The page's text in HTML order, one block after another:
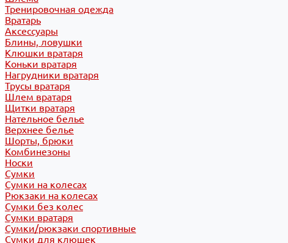
Тренировочная одежда
Вратарь
Аксессуары
Блины, ловушки
Клюшки вратаря
Коньки вратаря
Нагрудники вратаря
Трусы вратаря
Шлем вратаря
Щитки вратаря
Нательное белье
Верхнее белье
Шорты, брюки
Комбинезоны
Носки
Сумки
Сумки на колесах
Рюкзаки на колесах
Сумки без колес
Сумки вратаря
Сумки/рюкзаки спортивные
Сумки для клюшек